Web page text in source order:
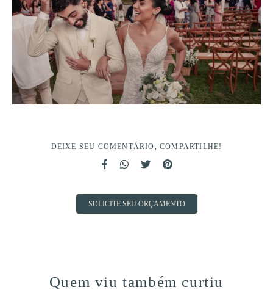
DEIXE SEU COMENTÁRIO, COMPARTILHE!
SOLICITE SEU ORÇAMENTO
Quem viu também curtiu